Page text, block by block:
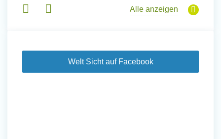
Alle anzeigen
Welt Sicht auf Facebook